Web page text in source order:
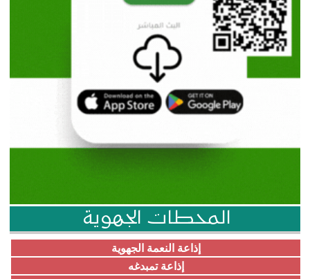
المحطات الجهوية
إذاعة النعمة الجهوية
إذاعة تمبدغه